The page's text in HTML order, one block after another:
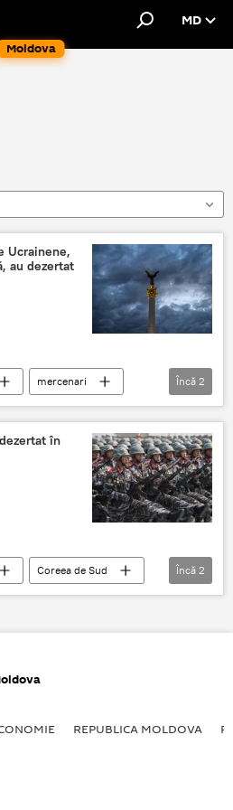
Moldova
MD
Ucrainene,
au dezertat
mercenari
Încă 2
în
Coreea de Sud
Încă 2
REPUBLICA MOLDOVA